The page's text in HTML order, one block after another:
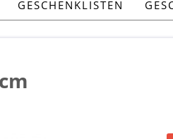
GESCHENKLISTEN